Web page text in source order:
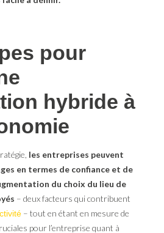
pour
hybride à
les entreprises peuvent
en termes de confiance et de
du choix du lieu de
– deux facteurs qui contribuent
– tout en étant en mesure de
pour l’entreprise quant à